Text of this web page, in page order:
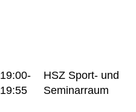
19:00-
19:55
HSZ Sport- und
Seminarraum